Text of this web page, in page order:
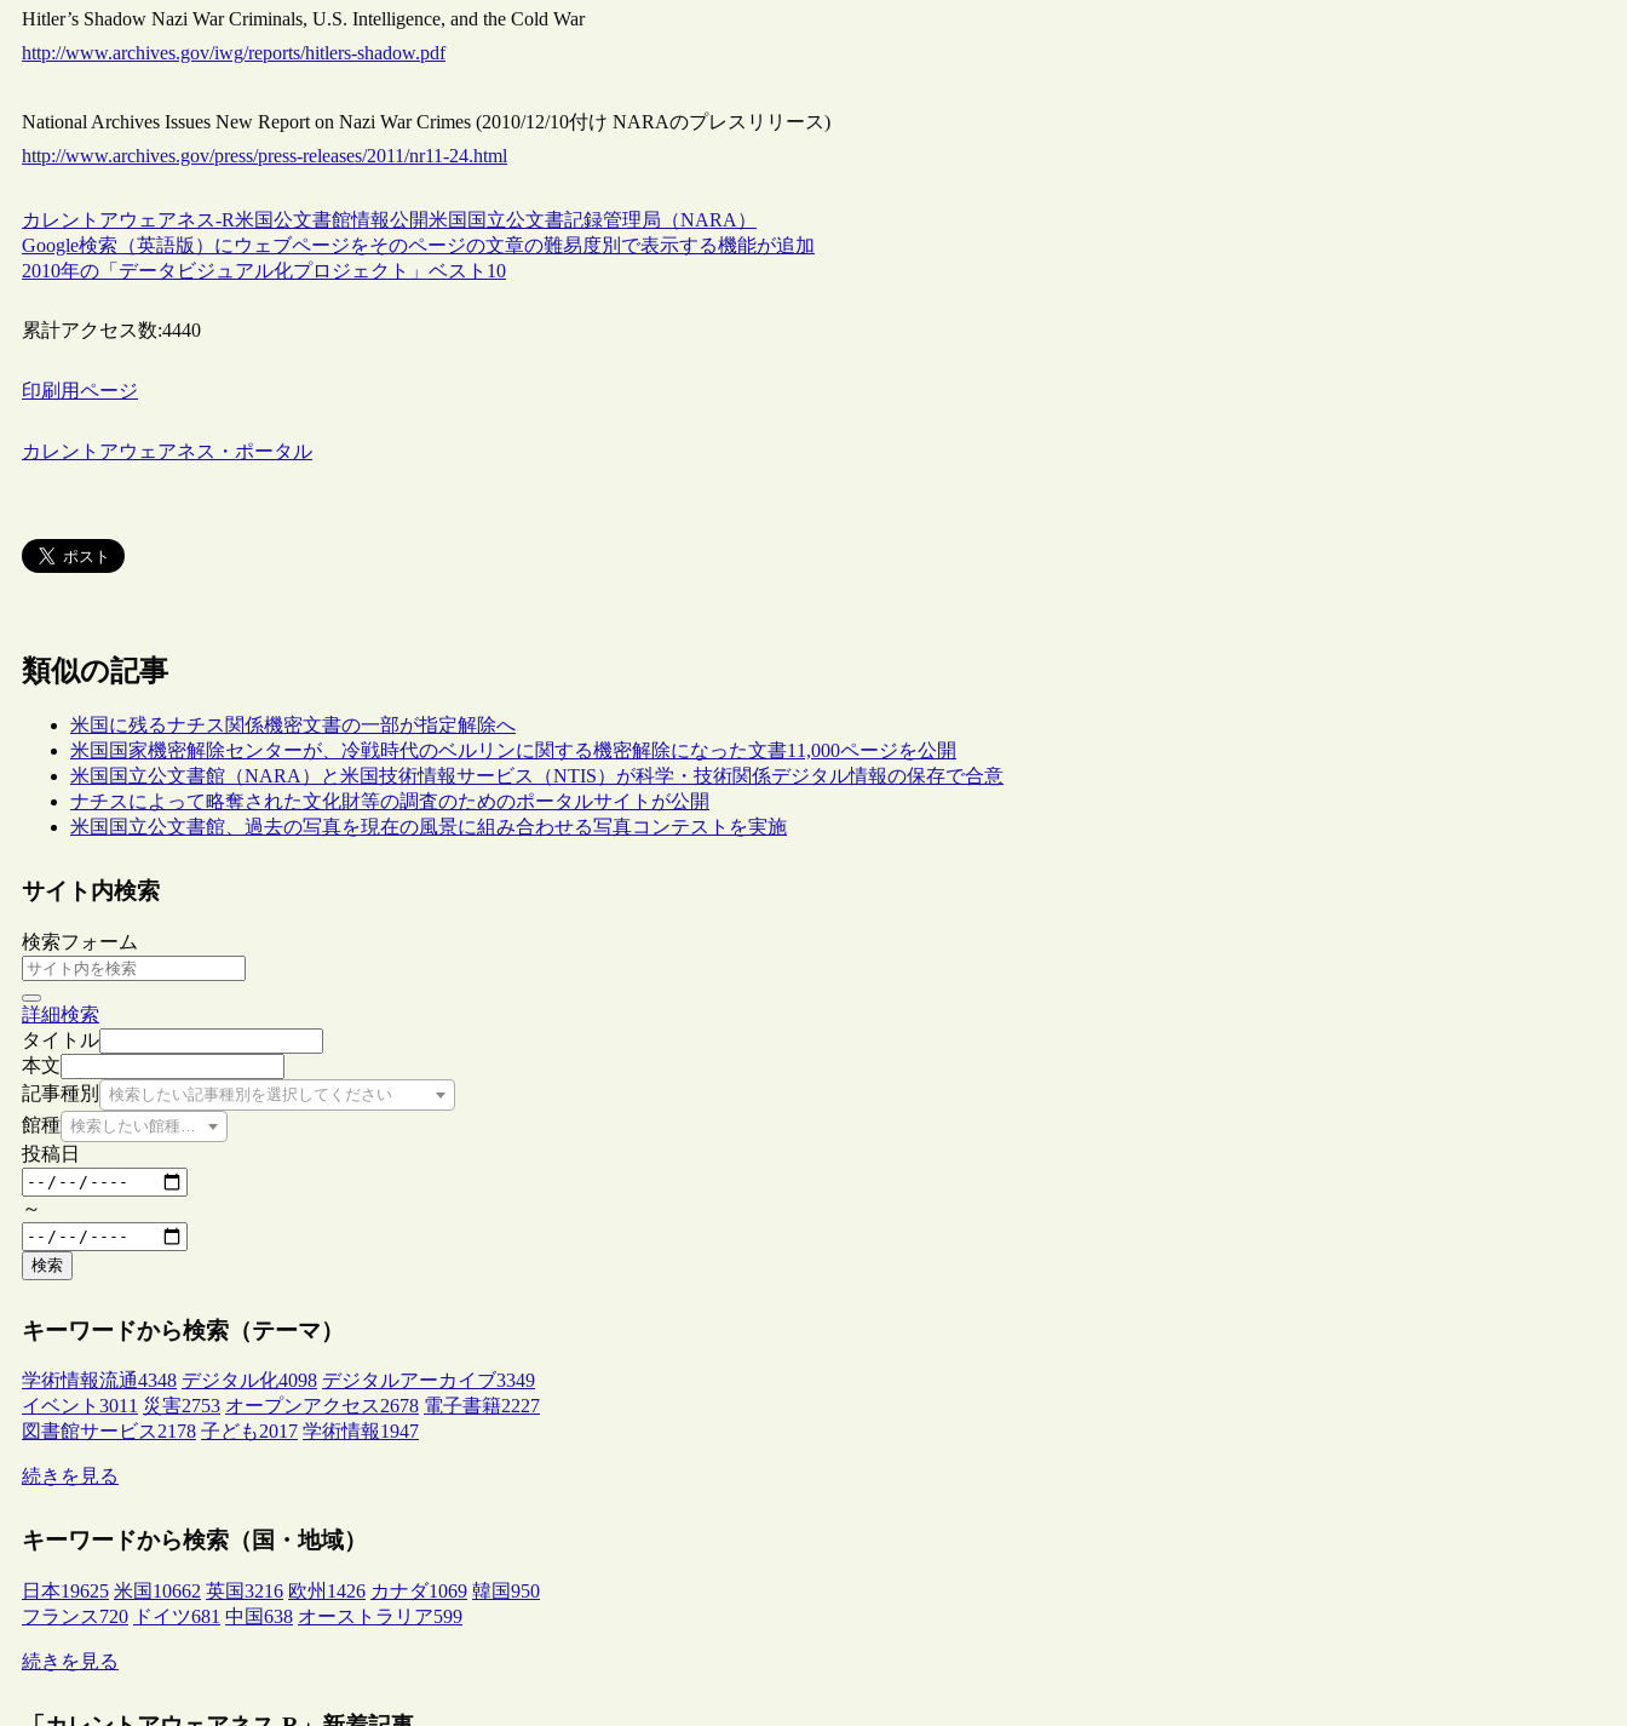
Hitler’s Shadow Nazi War Criminals, U.S. Intelligence, and the Cold War
http://www.archives.gov/iwg/reports/hitlers-shadow.pdf
National Archives Issues New Report on Nazi War Crimes (2010/12/10付け NARAのプレスリリース)
http://www.archives.gov/press/press-releases/2011/nr11-24.html
カレントアウェアネス-R米国公文書館情報公開米国国立公文書記録管理局（NARA）
Google検索（英語版）にウェブページをそのページの文章の難易度別で表示する機能が追加
2010年の「データビジュアル化プロジェクト」ベスト10
累計アクセス数:4440
印刷用ページ
カレントアウェアネス・ポータル
類似の記事
米国に残るナチス関係機密文書の一部が指定解除へ
米国国家機密解除センターが、冷戦時代のベルリンに関する機密解除になった文書11,000ページを公開
米国国立公文書館（NARA）と米国技術情報サービス（NTIS）が科学・技術関係デジタル情報の保存で合意
ナチスによって略奪された文化財等の調査のためのポータルサイトが公開
米国国立公文書館、過去の写真を現在の風景に組み合わせる写真コンテストを実施
サイト内検索
検索フォーム
詳細検索
タイトル
本文
記事種別
検索したい記事種別を選択してください
館種 検索したい館種を選択してください
投稿日
～
検索
キーワードから検索（テーマ）
学術情報流通4348 デジタル化4098 デジタルアーカイブ3349
イベント 3011 災害2753 オープンアクセス2678 電子書籍2227
図書館サービス2178 子ども2017 学術情報1947
続きを見る
キーワードから検索（国・地域）
日本19625 米国 10662 英国3216 欧州 1426 カナダ1069 韓国950
フランス720 ドイツ681 中国638 オーストラリア599
続きを見る